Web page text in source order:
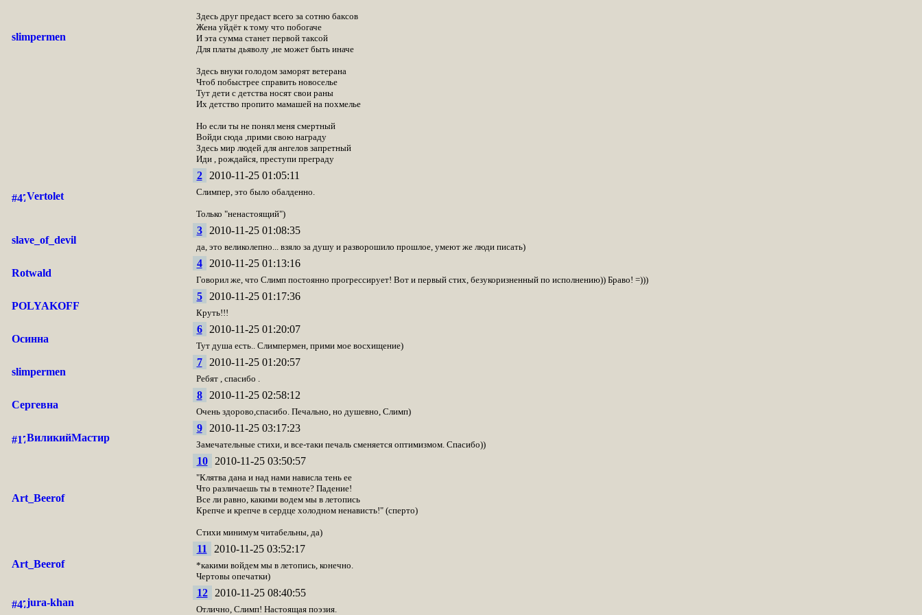
slimpermen
Здесь друг предаст всего за сотню баксов
Жена уйдёт к тому что побогаче
И эта сумма станет первой таксой
Для платы дьяволу ,не может быть иначе
Здесь внуки голодом заморят ветерана
Чтоб побыстрее справить новоселье
Тут дети с детства носят свои раны
Их детство пропито мамашей на похмелье
Но если ты не понял меня смертный
Войди сюда ,прими свою награду
Здесь мир людей для ангелов запретный
Иди , рождайся, преступи преграду
Vertolet
2 2010-11-25 01:05:11
Слимпер, это было обалденно.
Только "ненастоящий")
slave_of_devil
3 2010-11-25 01:08:35
да, это великолепно... взяло за душу и разворошило прошлое, умеют же люди писать)
Rotwald
4 2010-11-25 01:13:16
Говорил же, что Слимп постоянно прогрессирует! Вот и первый стих, безукоризненный по исполнению)) Браво! =)))
POLYAKOFF
5 2010-11-25 01:17:36
Круть!!!
Осинна
6 2010-11-25 01:20:07
Тут душа есть.. Слимпермен, прими мое восхищение)
slimpermen
7 2010-11-25 01:20:57
Ребят , спасибо .
Сергевна
8 2010-11-25 02:58:12
Очень здорово,спасибо. Печально, но душевно, Слимп)
ВиликийМастир
9 2010-11-25 03:17:23
Замечательные стихи, и все-таки печаль сменяется оптимизмом. Спасибо))
Art_Beerof
10 2010-11-25 03:50:57
"Клятва дана и над нами нависла тень ее
Что различаешь ты в темноте? Падение!
Все ли равно, какими водем мы в летопись
Крепче и крепче в сердце холодном ненависть!" (сперто)
Стихи минимум читабельны, да)
Art_Beerof
11 2010-11-25 03:52:17
*какими войдем мы в летопись, конечно.
Чертовы опечатки)
jura-khan
12 2010-11-25 08:40:55
Отлично, Слимп! Настоящая поэзия.